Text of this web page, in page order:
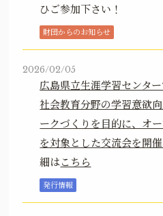
ひご参加下さい！
財団からのお知らせ
2026/02/05
広島県立生涯学習センタ
社会教育分野の学習意欲
ークづくりを目的に、オ
を対象とした交流会を開催
細はこちら
発行情報